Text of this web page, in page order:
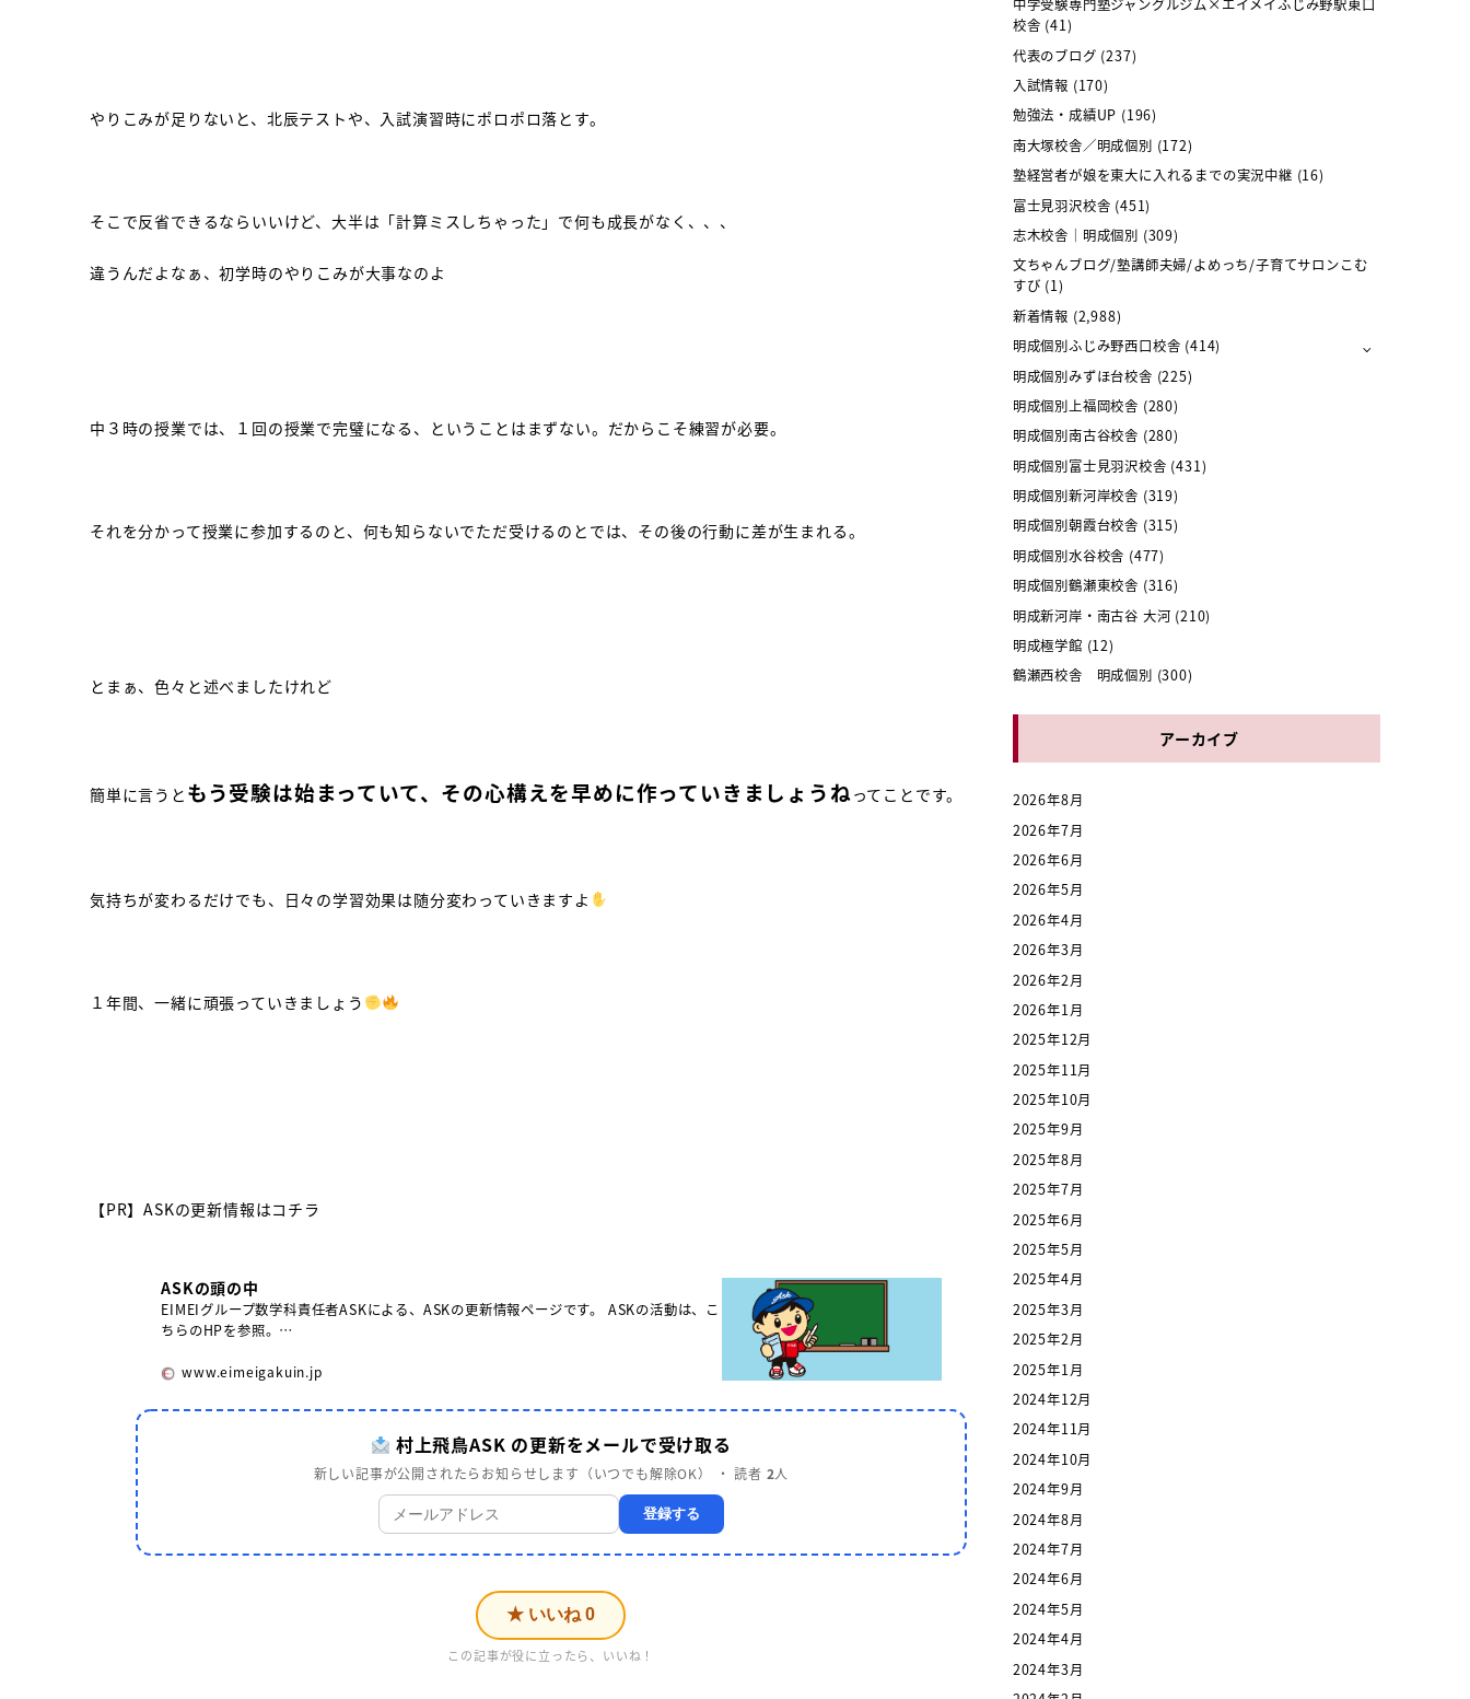
やりこみが足りないと、北辰テストや、入試演習時にポロポロ落とす。
そこで反省できるならいいけど、大半は「計算ミスしちゃった」で何も成長がなく、、、
違うんだよなぁ、初学時のやりこみが大事なのよ
中３時の授業では、１回の授業で完璧になる、ということはまずない。だからこそ練習が必要。
それを分かって授業に参加するのと、何も知らないでただ受けるのとでは、その後の行動に差が生まれる。
とまぁ、色々と述べましたけれど
簡単に言うと もう受験は始まっていて、その心構えを早めに作っていきましょうねってことです。
気持ちが変わるだけでも、日々の学習効果は随分変わっていきますよ
１年間、一緒に頑張っていきましょう
【PR】ASKの更新情報はコチラ
ASKの頭の中
EIMEIグループ数学科責任者ASKによる、ASKの更新情報ページです。 ASKの活動は、こ
ちらのHPを参照。…
www.eimeigakuin.jp
村上飛鳥ASK の更新をメールで受け取る
新しい記事が公開されたらお知らせします（いつでも解除OK） ・ 読者 2人
登録する
★ いいね0
この記事が役に立ったら、いいね！
中学受験専門塾ジャングルジム×エイメイふじみ野駅東口
校舎 (41)
代表のブログ (237)
入試情報 (170)
勉強法・成績UP (196)
南大塚校舎／明成個別 (172)
塾経営者が娘を東大に入れるまでの実況中継 (16)
富士見羽沢校舎 (451)
志木校舎｜明成個別 (309)
文ちゃんブログ/塾講師夫婦/よめっち/子育てサロンこむ
すび (1)
新着情報 (2,988)
明成個別ふじみ野西口校舎 (414)
明成個別みずほ台校舎 (225)
明成個別上福岡校舎 (280)
明成個別南古谷校舎 (280)
明成個別富士見羽沢校舎 (431)
明成個別新河岸校舎 (319)
明成個別朝霞台校舎 (315)
明成個別水谷校舎 (477)
明成個別鶴瀬東校舎 (316)
明成新河岸・南古谷 大河 (210)
明成極学館 (12)
鶴瀬西校舎 明成個別 (300)
アーカイブ
2026年8月
2026年7月
2026年6月
2026年5月
2026年4月
2026年3月
2026年2月
2026年1月
2025年12月
2025年11月
2025年10月
2025年9月
2025年8月
2025年7月
2025年6月
2025年5月
2025年4月
2025年3月
2025年2月
2025年1月
2024年12月
2024年11月
2024年10月
2024年9月
2024年8月
2024年7月
2024年6月
2024年5月
2024年4月
2024年3月